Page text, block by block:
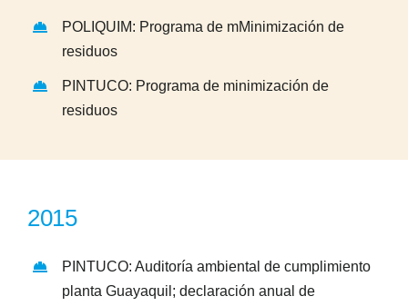
POLIQUIM: Programa de mMinimización de
residuos
PINTUCO: Programa de minimización de
residuos
2015
PINTUCO: Auditoría ambiental de cumplimiento
planta Guayaquil; declaración anual de